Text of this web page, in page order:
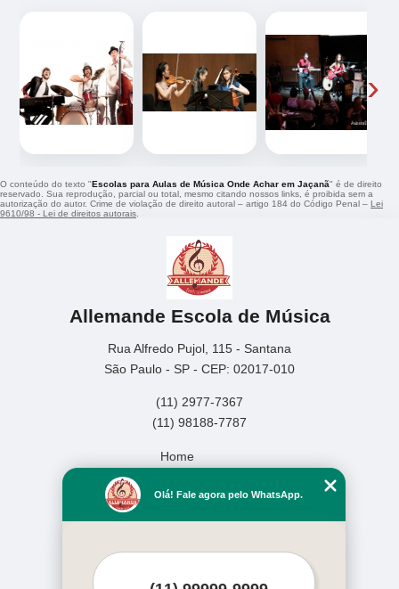
‹ ›
O conteúdo do texto "Escolas para Aulas de Música Onde Achar em Jaçanã" é de direito
reservado. Sua reprodução, parcial ou total, mesmo citando nossos links, é proibida sem a
autorização do autor. Crime de violação de direito autoral – artigo 184 do Código Penal – Lei
9610/98 - Lei de direitos autorais
Allemande Escola de Música
Rua Alfredo Pujol, 115 - Santana
São Paulo - SP - CEP: 02017-010
(11) 2977-7367
(11) 98188-7787
Home
Missão
Serviços
Mais Serviços
Olá! Fale agora pelo WhatsApp.